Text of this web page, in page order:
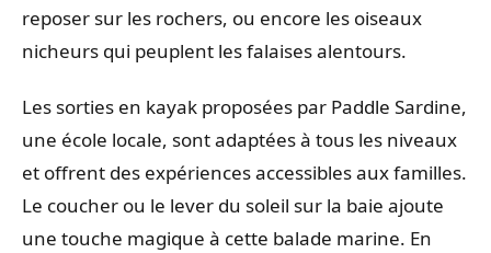
reposer sur les rochers, ou encore les oiseaux
nicheurs qui peuplent les falaises alentours.
Les sorties en kayak proposées par Paddle Sardine,
une école locale, sont adaptées à tous les niveaux
et offrent des expériences accessibles aux familles.
Le coucher ou le lever du soleil sur la baie ajoute
une touche magique à cette balade marine. En